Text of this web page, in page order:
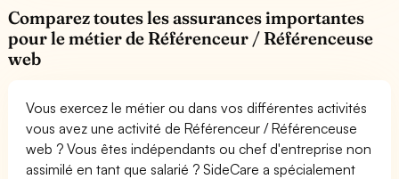
Comparez toutes les assurances importantes
pour le métier de Référenceur / Référenceuse
web
Vous exercez le métier ou dans vos différentes activités
vous avez une activité de Référenceur / Référenceuse
web ? Vous êtes indépendants ou chef d'entreprise non
assimilé en tant que salarié ? SideCare a spécialement